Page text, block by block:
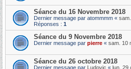
Séance du 16 Novembre 2018
Dernier message par atommmm «
Réponses : 1
Séance du 9 Novembre 2018
Dernier message par pierre « sam. 10
Séance du 26 octobre 2018
Dernier message par Ludovic « lun. 29